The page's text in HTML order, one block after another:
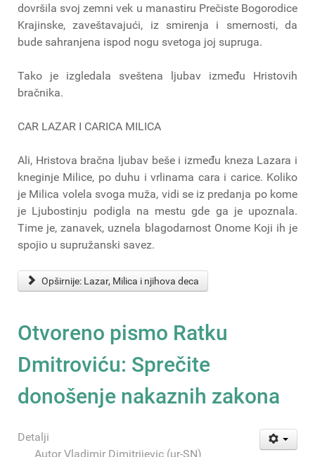
dovršila svoj zemni vek u manastiru Prečiste Bogorodice
Krajinske, zaveštavajući, iz smirenja i smernosti, da
bude sahranjena ispod nogu svetoga joj supruga.
Tako je izgledala sveštena ljubav između Hristovih
bračnika.
CAR LAZAR I CARICA MILICA
Ali, Hristova bračna ljubav beše i između kneza Lazara i
kneginje Milice, po duhu i vrlinama cara i carice. Koliko
je Milica volela svoga muža, vidi se iz predanja po kome
je Ljubostinju podigla na mestu gde ga je upoznala.
Time je, zanavek, uznela blagodarnost Onome Koji ih je
spojio u supružanski savez.
Opširnije: Lazar, Milica i njihova deca
Otvoreno pismo Ratku
Dmitroviću: Sprečite
donošenje nakaznih zakona
Detalji
Autor Vladimir Dimitrijevic (ur-SN)